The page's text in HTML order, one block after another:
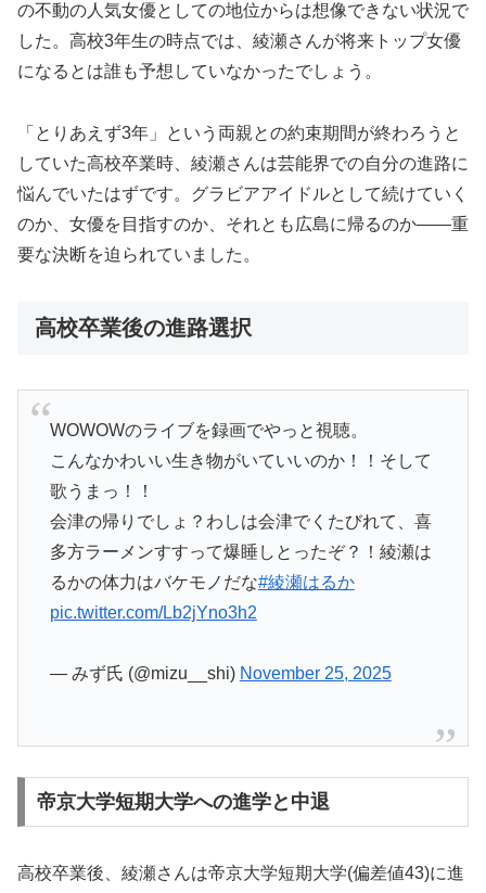
の不動の人気女優としての地位からは想像できない状況で
した。高校3年生の時点では、綾瀬さんが将来トップ女優
になるとは誰も予想していなかったでしょう。
「とりあえず3年」という両親との約束期間が終わろうと
していた高校卒業時、綾瀬さんは芸能界での自分の進路に
悩んでいたはずです。グラビアアイドルとして続けていく
のか、女優を目指すのか、それとも広島に帰るのか――重
要な決断を迫られていました。
高校卒業後の進路選択
WOWOWのライブを録画でやっと視聴。
こんなかわいい生き物がいていいのか！！そして
歌うまっ！！
会津の帰りでしょ？わしは会津でくたびれて、喜
多方ラーメンすすって爆睡しとったぞ？！綾瀬は
るかの体力はバケモノだな#綾瀬はるか
pic.twitter.com/Lb2jYno3h2
— みず氏 (@mizu__shi) November 25, 2025
帝京大学短期大学への進学と中退
高校卒業後、綾瀬さんは帝京大学短期大学(偏差値43)に進